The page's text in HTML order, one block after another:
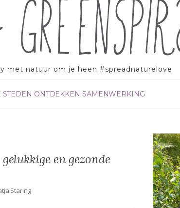
met natuur om je heen #spreadnaturelove
STEDEN ONTDEKKEN SAMENWERKING
en gezonde
Staring